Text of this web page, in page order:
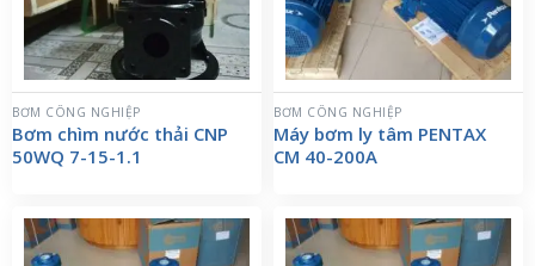
BƠM CÔNG NGHIỆP
Bơm chìm nước thải CNP
50WQ 7-15-1.1
BƠM CÔNG NGHIỆP
Máy bơm ly tâm PENTAX
CM 40-200A